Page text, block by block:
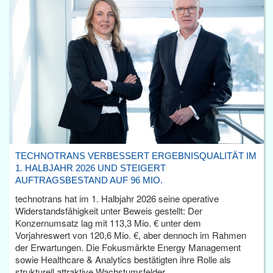
TECHNOTRANS VERBESSERT ERGEBNISQUALITÄT IM
1. HALBJAHR 2026 UND STEIGERT
AUFTRAGSBESTAND AUF 96 MIO.
technotrans hat im 1. Halbjahr 2026 seine operative
Widerstandsfähigkeit unter Beweis gestellt: Der
Konzernumsatz lag mit 113,3 Mio. € unter dem
Vorjahreswert von 120,6 Mio. €, aber dennoch im Rahmen
der Erwartungen. Die Fokusmärkte Energy Management
sowie Healthcare & Analytics bestätigten ihre Rolle als